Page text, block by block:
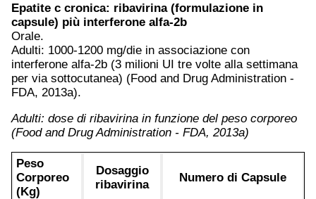
Epatite c cronica: ribavirina (formulazione in
capsule) più interferone alfa-2b
Orale.
Adulti: 1000-1200 mg/die in associazione con
interferone alfa-2b (3 milioni UI tre volte alla settimana
per via sottocutanea) (Food and Drug Administration -
FDA, 2013a).
Adulti: dose di ribavirina in funzione del peso corporeo
(Food and Drug Administration - FDA, 2013a)
Peso
Corporeo
(Kg)
Dosaggio
ribavirina
Numero di Capsule